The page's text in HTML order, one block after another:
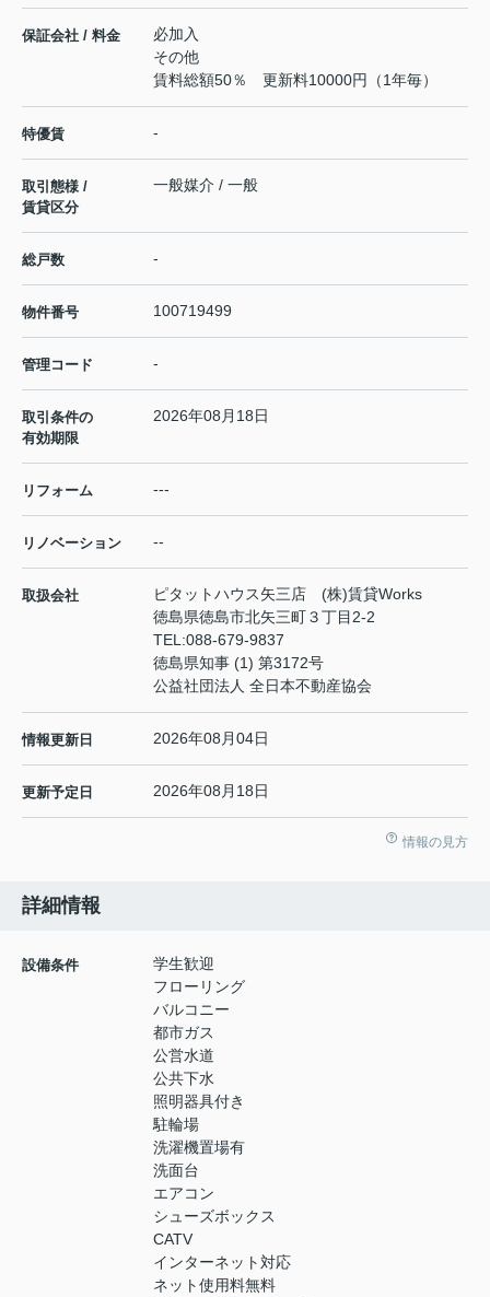
保証会社 / 料金
必加入
その他
賃料総額50％ 更新料10000円（1年毎）
特優賃 -
取引態様 /
賃貸区分
一般媒介 / 一般
総戸数 -
物件番号 100719499
管理コード -
取引条件の
有効期限
2026年08月18日
リフォーム ---
リノベーション --
取扱会社
ピタットハウス矢三店 (株)賃貸Works
徳島県徳島市北矢三町３丁目2-2
TEL:088-679-9837
徳島県知事 (1) 第3172号
公益社団法人 全日本不動産協会
情報更新日 2026年08月04日
更新予定日 2026年08月18日
情報の見方
詳細情報
設備条件
学生歓迎
フローリング
バルコニー
都市ガス
公営水道
公共下水
照明器具付き
駐輪場
洗濯機置場有
洗面台
エアコン
シューズボックス
CATV
インターネット対応
ネット使用料無料